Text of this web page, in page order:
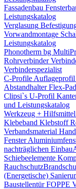
Fassadenbau
Leistungskatalog
Verglasung
Vorwandmontage
Leistungskatalog
Phonotherm bg
Rohrverbinder
Verbinderspezialist
C-Profile Auflageprofil
Abstandhalter Flex-
Clipsi`s U-Profil
und Leistungskatalog
Werkzeug + Hilfsmittel
Klebeband Klebstoff
Verbandsmaterial
Fenster
nachträglichen Einbau​
Schiebeelemente
Rauchschutz​
(Energetische)
Baustellentür FOPPE